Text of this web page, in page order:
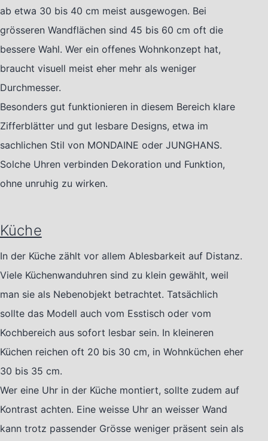
ab etwa 30 bis 40 cm meist ausgewogen. Bei
grösseren Wandflächen sind 45 bis 60 cm oft die
bessere Wahl. Wer ein offenes Wohnkonzept hat,
braucht visuell meist eher mehr als weniger
Durchmesser.
Besonders gut funktionieren in diesem Bereich klare
Zifferblätter und gut lesbare Designs, etwa im
sachlichen Stil von MONDAINE oder JUNGHANS.
Solche Uhren verbinden Dekoration und Funktion,
ohne unruhig zu wirken.
Küche
In der Küche zählt vor allem Ablesbarkeit auf Distanz.
Viele Küchenwanduhren sind zu klein gewählt, weil
man sie als Nebenobjekt betrachtet. Tatsächlich
sollte das Modell auch vom Esstisch oder vom
Kochbereich aus sofort lesbar sein. In kleineren
Küchen reichen oft 20 bis 30 cm, in Wohnküchen eher
30 bis 35 cm.
Wer eine Uhr in der Küche montiert, sollte zudem auf
Kontrast achten. Eine weisse Uhr an weisser Wand
kann trotz passender Grösse weniger präsent sein als